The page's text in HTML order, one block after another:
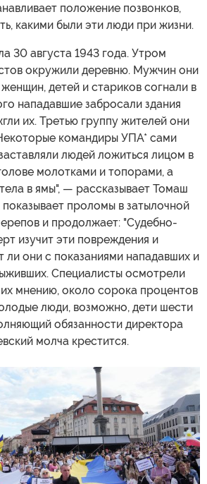
положение позвонков,
какими были эти люди при жизни.
30 августа 1943 года. Утром
окружили деревню. Мужчин они
детей и стариков согнали в
нападавшие забросали здания
их. Третью группу жителей они
командиры УПА* сами
людей ложиться лицом в
молотками и топорами, а
в ямы", — рассказывает Томаш
проломы в затылочной
и продолжает: "Судебно-
изучит эти повреждения и
ли они с показаниями нападавших и
Специалисты осмотрели
мнению, около сорока процентов
люди, возможно, дети шести
обязанности директора
молча крестится.